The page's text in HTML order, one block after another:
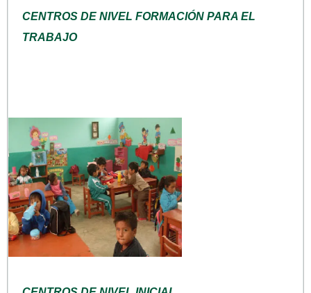
CENTROS DE NIVEL FORMACIÓN PARA EL
TRABAJO